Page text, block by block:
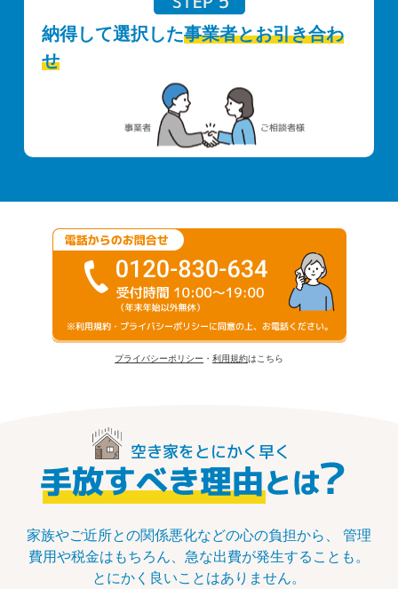
納得して選択した事業者とお引き合わ
せ
プライバシーポリシー ・ 利用規約はこちら
家族やご近所との関係悪化などの心の負担から、
管理
費用や税金はもちろん、急な出費が発生することも。
とにかく良いことはありません。